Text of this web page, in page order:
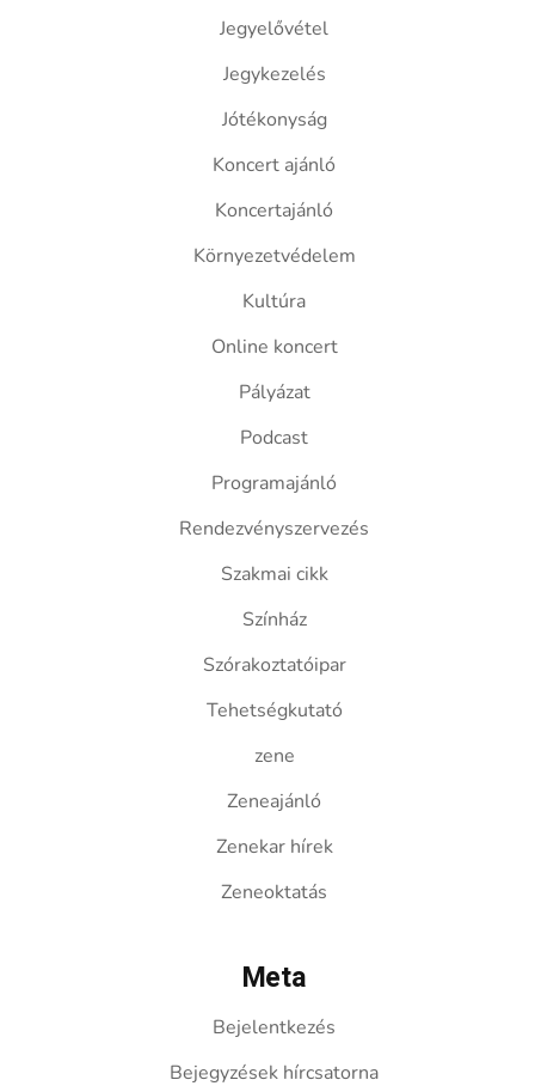
Jegyelővétel
Jegykezelés
Jótékonyság
Koncert ajánló
Koncertajánló
Környezetvédelem
Kultúra
Online koncert
Pályázat
Podcast
Programajánló
Rendezvényszervezés
Szakmai cikk
Színház
Szórakoztatóipar
Tehetségkutató
zene
Zeneajánló
Zenekar hírek
Zeneoktatás
Meta
Bejelentkezés
Bejegyzések hírcsatorna